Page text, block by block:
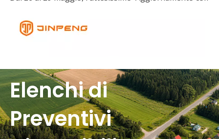
Elenchi di
Preventivi